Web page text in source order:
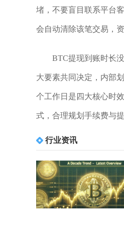
堵，不要盲目联系平台
会自动清除该笔交易，
BTC提现到账时长
大要素共同决定，内部
个工作日是四大核心时
式，合理规划手续费与
行业资讯